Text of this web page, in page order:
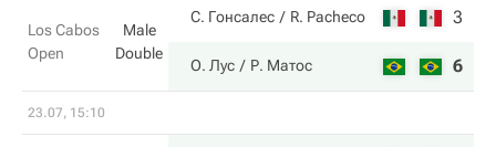
Los Cabos
Open
Male
Double
С. Гонсалес R. Pacheco 3
О. Лус Р. Матос 6
23.07, 15:10